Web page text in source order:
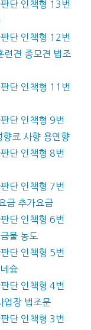
단 인책형 13번
단 인책형 12번
련견 종모견 법조
단 인책형 11번
단 인책형 9번
료 사향 용연향
단 인책형 8번
단 인책형 7번
금 추가요금
단 인책형 6번
물 농도
단 인책형 5번
슘
단 인책형 4번
업장 법조문
단 인책형 3번